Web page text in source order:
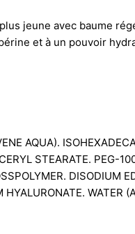
jeune avec baume
et à un pouvoir
AQUA).
STEARATE. PEG-
DISODIUM
WATER